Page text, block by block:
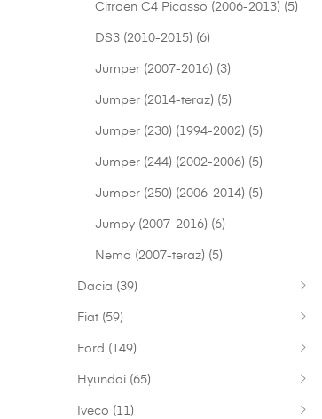
Citroen C4 Picasso (2006-2013) (5)
DS3 (2010-2015) (6)
Jumper (2007-2016) (3)
Jumper (2014-teraz) (5)
Jumper (230) (1994-2002) (5)
Jumper (244) (2002-2006) (5)
Jumper (250) (2006-2014) (5)
Jumpy (2007-2016) (6)
Nemo (2007-teraz) (5)
Dacia (39)
Fiat (59)
Ford (149)
Hyundai (65)
Iveco (11)